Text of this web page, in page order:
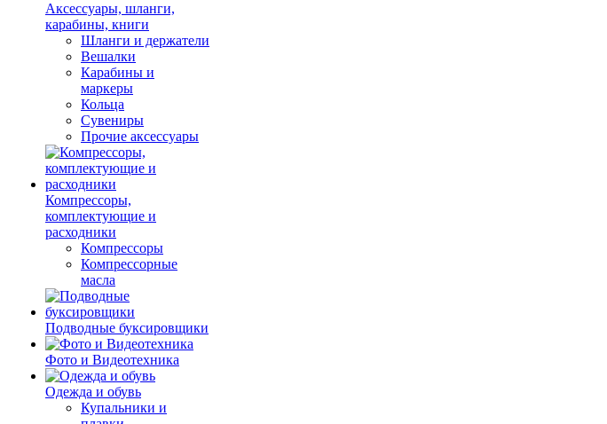
Аксессуары, шланги,
карабины, книги
Шланги и держатели
Вешалки
Карабины и
маркеры
Кольца
Сувениры
Прочие аксессуары
Компрессоры,
комплектующие и
расходники
Компрессоры
Компрессорные
масла
Подводные буксировщики
Фото и Видеотехника
Одежда и обувь
Купальники и